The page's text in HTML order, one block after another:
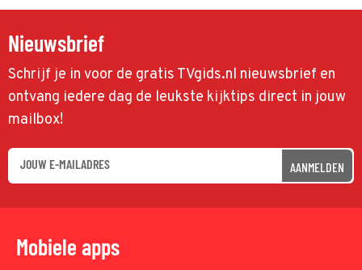
Nieuwsbrief
Schrijf je in voor de gratis TVgids.nl nieuwsbrief en
ontvang iedere dag de leukste kijktips direct in jouw
mailbox!
AANMELDEN
Mobiele apps